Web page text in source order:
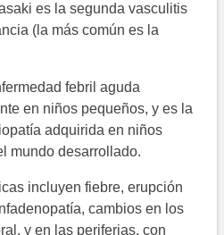
es la segunda vasculitis
(la más común es la
febril aguda
en niños pequeños, y es la
adquirida en niños
mundo desarrollado.
incluyen fiebre, erupción
cambios en los
y en las periferias, con